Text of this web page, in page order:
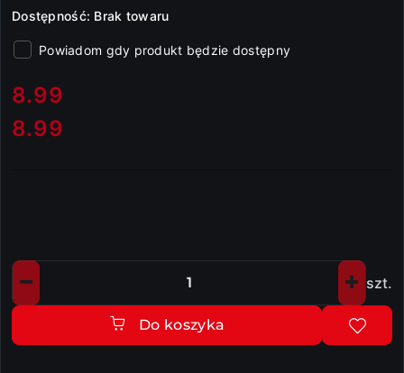
Dostępność: Brak towaru
Powiadom gdy produkt będzie dostępny
cena:
8.99
Cena:
8.99
Ilość szt.
Do koszyka